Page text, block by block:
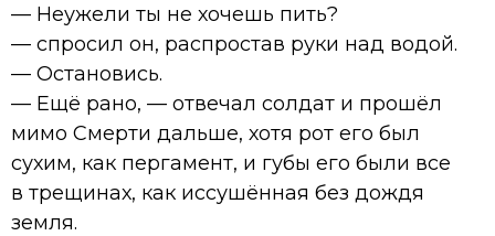
— Неужели ты не хочешь пить?
— спросил он, распростав руки над водой.
— Остановись.
— Ещё рано, — отвечал солдат и прошёл
мимо Смерти дальше, хотя рот его был
сухим, как пергамент, и губы его были все
в трещинах, как иссушённая без дождя
земля.